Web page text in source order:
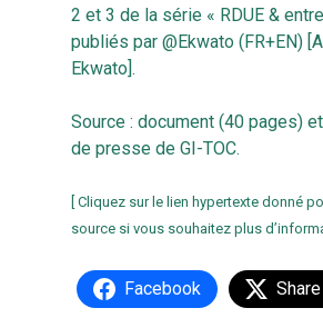
2 et 3 de la série « RDUE &
publiés par @Ekwato (FR+EN) [
Ekwato].
Source : document (40 pages)
de presse de GI-TOC.
[ Cliquez sur le lien hypertexte donné
source si vous souhaitez plus
Facebook